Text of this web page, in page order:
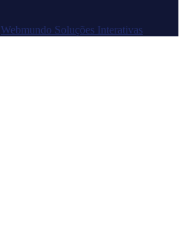
Webmundo Soluções Interativas